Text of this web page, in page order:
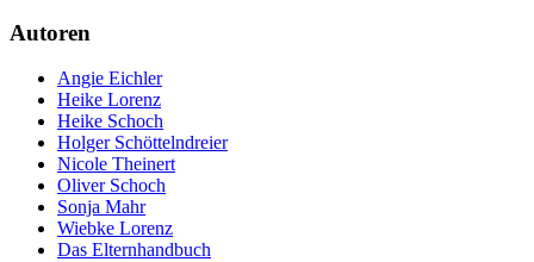
Autoren
Angie Eichler
Heike Lorenz
Heike Schoch
Holger Schöttelndreier
Nicole Theinert
Oliver Schoch
Sonja Mahr
Wiebke Lorenz
Das Elternhandbuch